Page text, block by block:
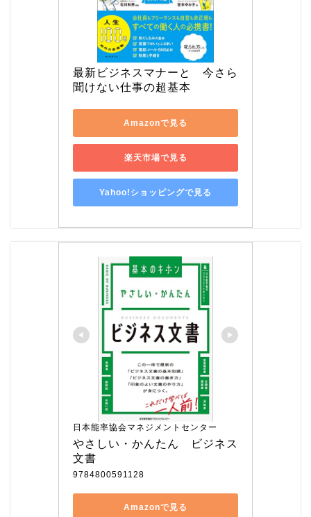
最新ビジネスマナーと　今さら
聞けない仕事の超基本
Amazonで見る
楽天市場で見る
Yahoo!ショッピングで見る
日本能率協会マネジメントセンター
やさしい・かんたん　ビジネス
文書
9784800591128
Amazonで見る